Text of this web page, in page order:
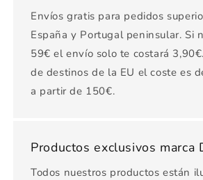
Envíos gratis para pedidos
España y Portugal peninsular. Si
59€ el envío solo te costará
de destinos de la EU el coste es
a partir de 150€.
Productos exclusivos marca
Todos nuestros productos están